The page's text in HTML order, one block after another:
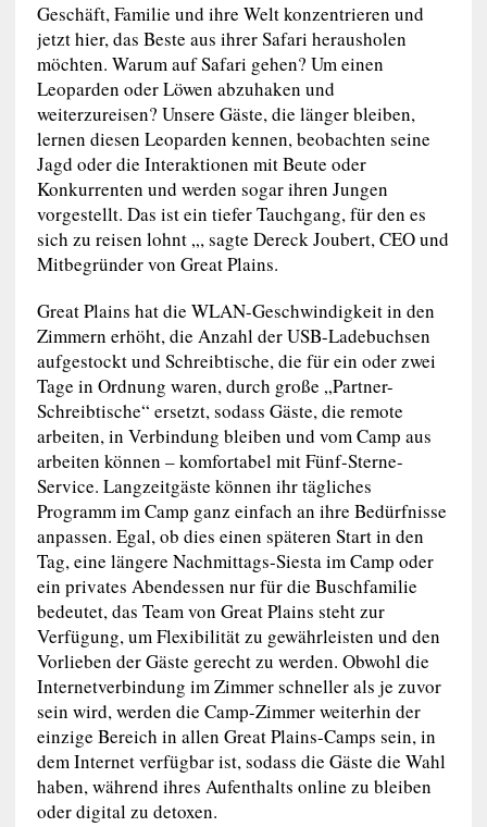
Geschäft, Familie und ihre Welt konzentrieren und
jetzt hier, das Beste aus ihrer Safari herausholen
möchten. Warum auf Safari gehen? Um einen
Leoparden oder Löwen abzuhaken und
weiterzureisen? Unsere Gäste, die länger bleiben,
lernen diesen Leoparden kennen, beobachten seine
Jagd oder die Interaktionen mit Beute oder
Konkurrenten und werden sogar ihren Jungen
vorgestellt. Das ist ein tiefer Tauchgang, für den es
sich zu reisen lohnt „, sagte Dereck Joubert, CEO und
Mitbegründer von Great Plains.
Great Plains hat die WLAN-Geschwindigkeit in den
Zimmern erhöht, die Anzahl der USB-Ladebuchsen
aufgestockt und Schreibtische, die für ein oder zwei
Tage in Ordnung waren, durch große „Partner-
Schreibtische“ ersetzt, sodass Gäste, die remote
arbeiten, in Verbindung bleiben und vom Camp aus
arbeiten können – komfortabel mit Fünf-Sterne-
Service. Langzeitgäste können ihr tägliches
Programm im Camp ganz einfach an ihre Bedürfnisse
anpassen. Egal, ob dies einen späteren Start in den
Tag, eine längere Nachmittags-Siesta im Camp oder
ein privates Abendessen nur für die Buschfamilie
bedeutet, das Team von Great Plains steht zur
Verfügung, um Flexibilität zu gewährleisten und den
Vorlieben der Gäste gerecht zu werden. Obwohl die
Internetverbindung im Zimmer schneller als je zuvor
sein wird, werden die Camp-Zimmer weiterhin der
einzige Bereich in allen Great Plains-Camps sein, in
dem Internet verfügbar ist, sodass die Gäste die Wahl
haben, während ihres Aufenthalts online zu bleiben
oder digital zu detoxen.